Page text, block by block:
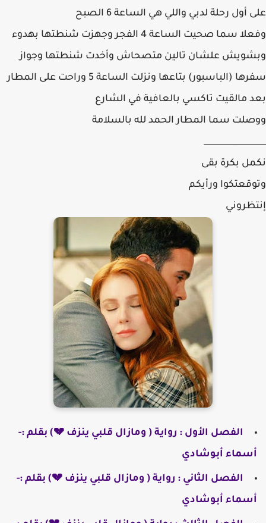
على أول رحلة لدبي واللي هي الساعة 6 الصبح
وفعلا سما صحيت الساعة 4 الفجر وجهزت شنطتها بهدوء
وبشويش علشان تالين متصحاش وأخدت شنطتها وجواز
سفرها (الباسبور) بتاعها ونزلت الساعة 5 وراحت على المطار
بعد مالقيت تاكسي بالعافية في الشارع
ووصلت سما المطار الحمد لله بالسلامة
_______________
نكمل بكرة بقى
وتوقعتكوا ورأيكم
إنتظروني
الفصل الأول : رواية ( ومازال قلبي ينزف 💔) بقلم :-
أسماء أبوشادي
الفصل الثاني : رواية ( ومازال قلبي ينزف 💔) بقلم :-
أسماء أبوشادي